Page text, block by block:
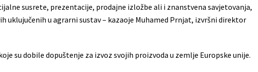
susrete, prezentacije, prodajne izložbe ali i znanstvena savjetovanja,
uklujučenih u agrarni sustav – kazaoje Muhamed Prnjat, izvršni direktor
su dobile dopuštenje za izvoz svojih proizvoda u zemlje Europske unije.